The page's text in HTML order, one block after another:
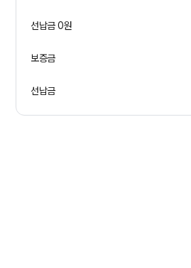
선납금 0원
보증금
선납금